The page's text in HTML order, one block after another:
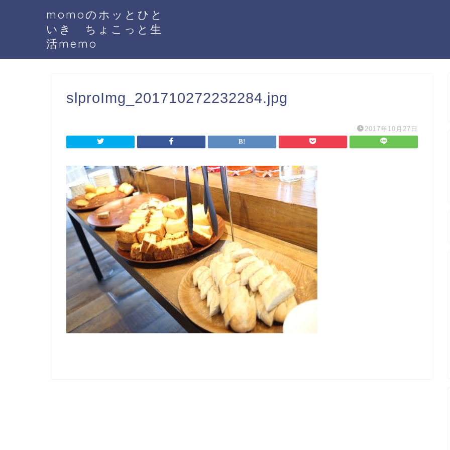
momoのホッとひと
いき ちょこっと生
活memo
slproImg_201710272232284.jpg
2017年10月27日